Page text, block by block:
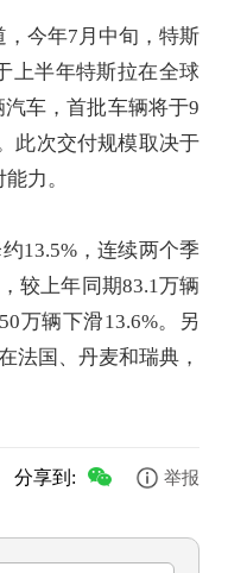
今年7月中旬，特斯
上半年特斯拉在全球
车，首批车辆将于9
此次交付规模取决于
力。
13.5%，连续两个季
较上年同期83.1万辆
万辆下滑13.6%。另
法国、丹麦和瑞典，
分享到: 举报